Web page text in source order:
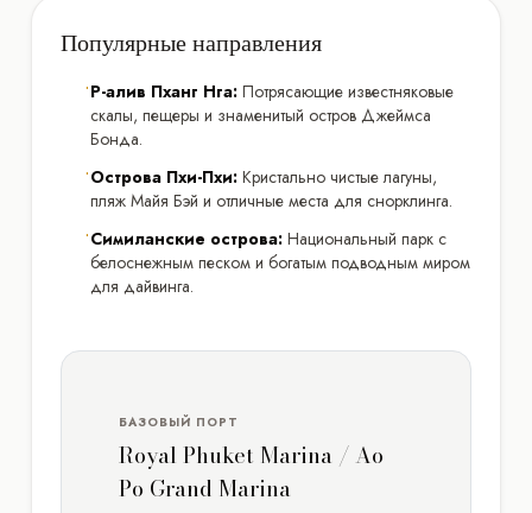
Популярные направления
•Р-алив Пханг Нга: Потрясающие известняковые
скалы, пещеры и знаменитый остров Джеймса
Бонда.
•Острова Пхи-Пхи: Кристально чистые лагуны,
пляж Майя Бэй и отличные места для снорклинга.
•Симиланские острова: Национальный парк с
белоснежным песком и богатым подводным миром
для дайвинга.
БАЗОВЫЙ ПОРТ
Royal Phuket Marina / Ao
Po Grand Marina